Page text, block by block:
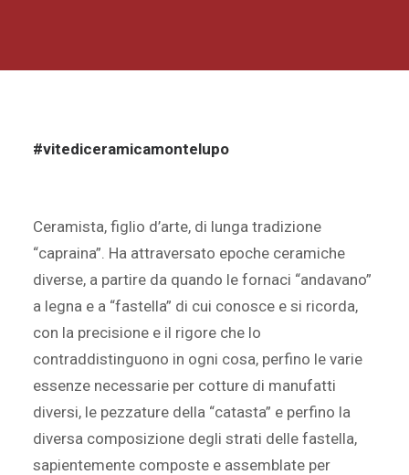
#vitediceramicamontelupo
Ceramista, figlio d’arte, di lunga tradizione
“capraina”. Ha attraversato epoche ceramiche
diverse, a partire da quando le fornaci “andavano”
a legna e a “fastella” di cui conosce e si ricorda,
con la precisione e il rigore che lo
contraddistinguono in ogni cosa, perfino le varie
essenze necessarie per cotture di manufatti
diversi, le pezzature della “catasta” e perfino la
diversa composizione degli strati delle fastella,
sapientemente composte e assemblate per